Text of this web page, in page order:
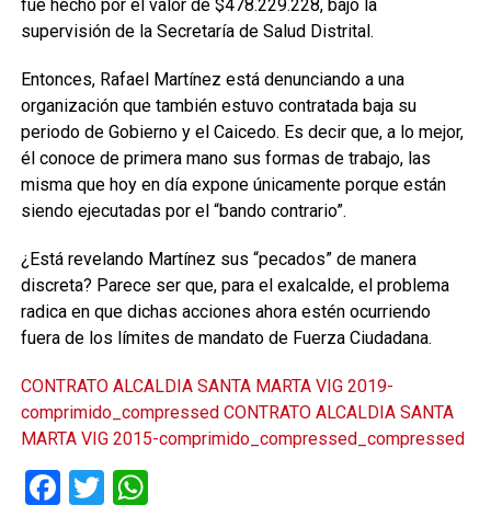
fue hecho por el valor de $478.229.228, bajo la
supervisión de la Secretaría de Salud Distrital.
Entonces, Rafael Martínez está denunciando a una
organización que también estuvo contratada baja su
periodo de Gobierno y el Caicedo. Es decir que, a lo mejor,
él conoce de primera mano sus formas de trabajo, las
misma que hoy en día expone únicamente porque están
siendo ejecutadas por el “bando contrario”.
¿Está revelando Martínez sus “pecados” de manera
discreta? Parece ser que, para el exalcalde, el problema
radica en que dichas acciones ahora estén ocurriendo
fuera de los límites de mandato de Fuerza Ciudadana.
CONTRATO ALCALDIA SANTA MARTA VIG 2019-
comprimido_compressed CONTRATO ALCALDIA SANTA
MARTA VIG 2015-comprimido_compressed_compressed
Facebook
TwitterWhatsApp